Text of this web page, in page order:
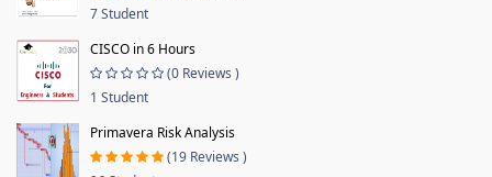
7 Student
CISCO in 6 Hours
(0 Reviews )
1 Student
Primavera Risk Analysis
(19 Reviews )